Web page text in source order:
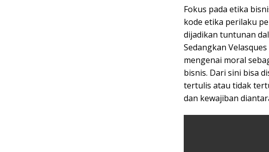
Fokus pada etika
kode etika perilaku
dijadikan tuntunan
Sedangkan
mengenai moral
bisnis. Dari sini bisa
tertulis atau tidak
dan kewajiban